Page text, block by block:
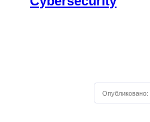
Опубликовано: